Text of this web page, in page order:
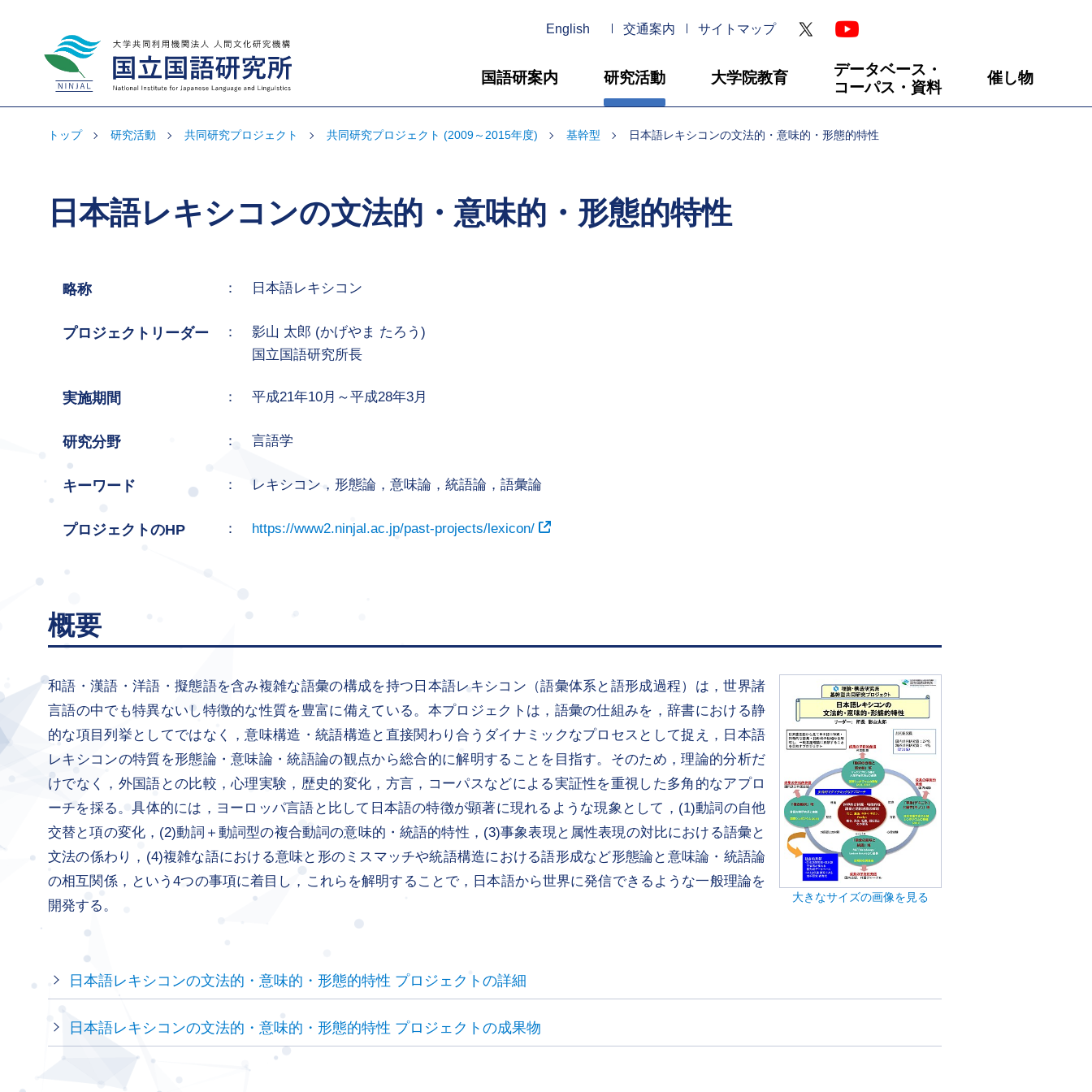
大学共同利用機関法人 人間文化研究機
国語研案内 研究活動 大学院教育
データベース・
コーパス・資料
催し物
English 交通案内 サイトマップ
トップ 研究活動 共同研究プロジェクト 共同研究プロジェクト (2009～2015年度) 基幹型 日本語レキシコンの文法的・意味的・形態的特性
日本語レキシコンの文法的・意味的・形態的特性
略称 ： 日本語レキシコン
プロジェクトリーダー ：
影山 太郎 (かげやま たろう)
国立国語研究所長
実施期間 ： 平成21年10月～平成28年3月
研究分野 ： 言語学
キーワード ： レキシコン，形態論，意味論，統語論，語彙論
プロジェクトのHP ： https://www2.ninjal.ac.jp/past-projects/lexicon/
概要
大きなサイズの画像を見る
和語・漢語・洋語・擬態語を含み複雑な語彙の構成を持つ日本語レキシコン（語彙体系と語形成過程）は，世界諸
言語の中でも特異ないし特徴的な性質を豊富に備えている。本プロジェクトは，語彙の仕組みを，辞書における静
的な項目列挙としてではなく，意味構造・統語構造と直接関わり合うダイナミックなプロセスとして捉え，日本語
レキシコンの特質を形態論・意味論・統語論の観点から総合的に解明することを目指す。そのため，理論的分析だ
けでなく，外国語との比較，心理実験，歴史的変化，方言，コーパスなどによる実証性を重視した多角的なアプロ
ーチを採る。具体的には，ヨーロッパ言語と比して日本語の特徴が顕著に現れるような現象として，(1)動詞の自他
交替と項の変化，(2)動詞＋動詞型の複合動詞の意味的・統語的特性，(3)事象表現と属性表現の対比における語彙と
文法の係わり，(4)複雑な語における意味と形のミスマッチや統語構造における語形成など形態論と意味論・統語論
の相互関係，という4つの事項に着目し，これらを解明することで，日本語から世界に発信できるような一般理論を
開発する。
日本語レキシコンの文法的・意味的・形態的特性 プロジェクトの詳細
日本語レキシコンの文法的・意味的・形態的特性 プロジェクトの成果物